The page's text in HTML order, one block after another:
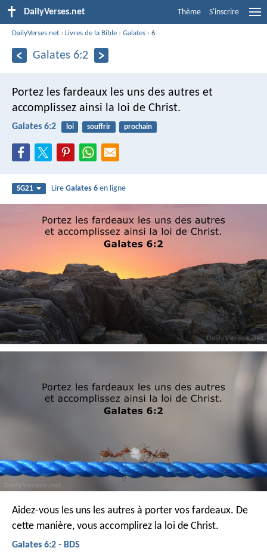
DailyVerses.net Thème S'inscrire
DailyVerses.net ›Livres de la Bible ›Galates ›6
Galates 6:2
Portez les fardeaux les uns des autres et
accomplissez ainsi la loi de Christ.
Galates 6:2 loi souffrir prochain
SG21 LireGalates 6 en ligne
Aidez-vous les uns les autres à porter vos fardeaux. De
cette manière, vous accomplirez la loi de Christ.
Galates 6:2 - BDS